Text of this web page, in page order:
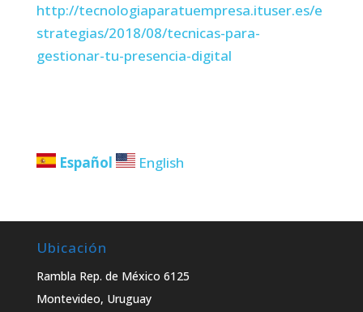
http://tecnologiaparatuempresa.ituser.es/e
strategias/2018/08/tecnicas-para-
gestionar-tu-presencia-digital
Español English
Ubicación
Rambla Rep. de México 6125
Montevideo, Uruguay